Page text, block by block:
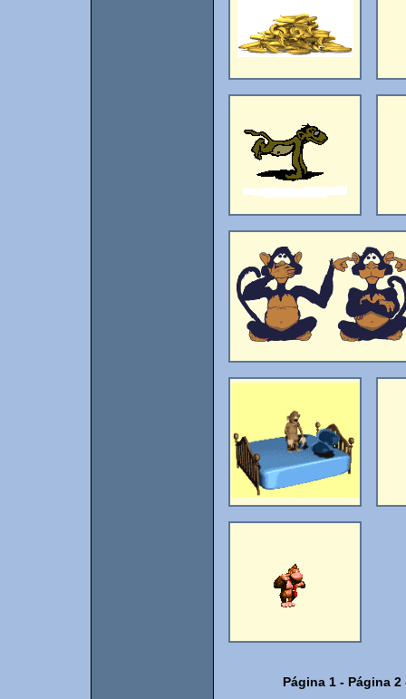
Página 1 - Página 2